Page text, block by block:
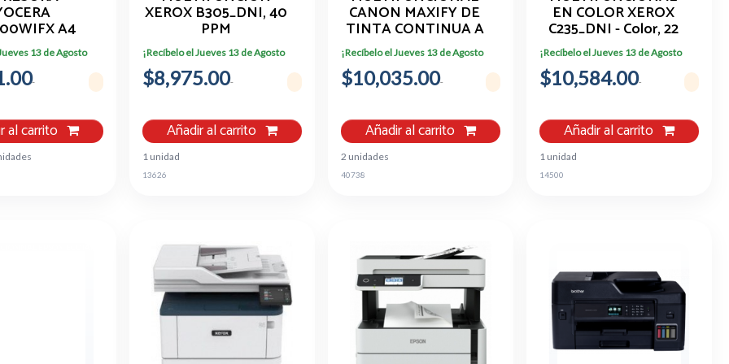
A4
DUPLEX
13 de Agosto
al carrito
XEROX B305_DNI, 40
PPM
¡Recíbelo el Jueves 13 de Agosto
$8,975.00
Añadir al carrito
1 unidad
13626
CANON MAXIFY DE
TINTA CONTINUA A
COLOR GX6110 WIFI
¡Recíbelo el Jueves 13 de Agosto
$10,035.00
Añadir al carrito
2 unidades
40738
EN COLOR XEROX
C235_DNI - Color, 22
Ppm
¡Recíbelo el Jueves 13 de Agosto
$10,584.00
Añadir al carrito
1 unidad
14500